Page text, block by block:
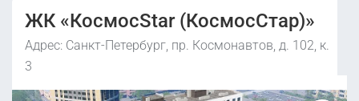
ЖК «КосмосStar (КосмосСтар)»
Адрес: Санкт-Петербург, пр. Космонавтов, д. 102, к.
3